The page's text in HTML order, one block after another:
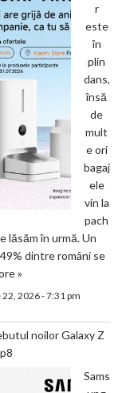
r
este
în
plin
dans,
însă
de
mult
e ori
bagaj
ele
vin la
pach
lăsăm în urmă. Un
dintre români se
»
2026 - 7:31 pm
noilor Galaxy Z
Sams